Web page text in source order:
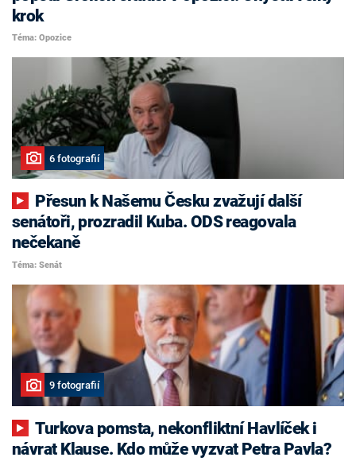
krok
Téma: Opozice
6 fotografií
senátoři, prozradil Kuba. ODS reagovala
nečekaně
Téma: Senát
9 fotografií
Turkova pomsta, nekonfliktní Havlíček i
návrat Klause. Kdo může vyzvat Petra Pavla?